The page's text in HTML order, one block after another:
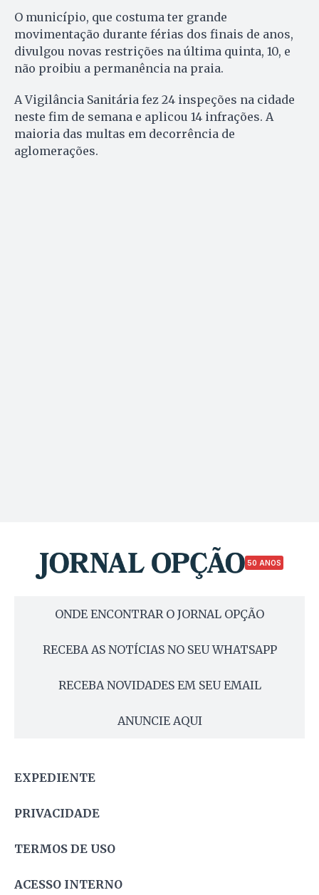
O município, que costuma ter grande
movimentação durante férias dos finais de anos,
divulgou novas restrições na última quinta, 10, e
não proibiu a permanência na praia.
A Vigilância Sanitária fez 24 inspeções na cidade
neste fim de semana e aplicou 14 infrações. A
maioria das multas em decorrência de
aglomerações.
50 ANOS
ONDE ENCONTRAR O JORNAL OPÇÃO
RECEBA AS NOTÍCIAS NO SEU WHATSAPP
RECEBA NOVIDADES EM SEU EMAIL
ANUNCIE AQUI
EXPEDIENTE
PRIVACIDADE
TERMOS DE USO
ACESSO INTERNO